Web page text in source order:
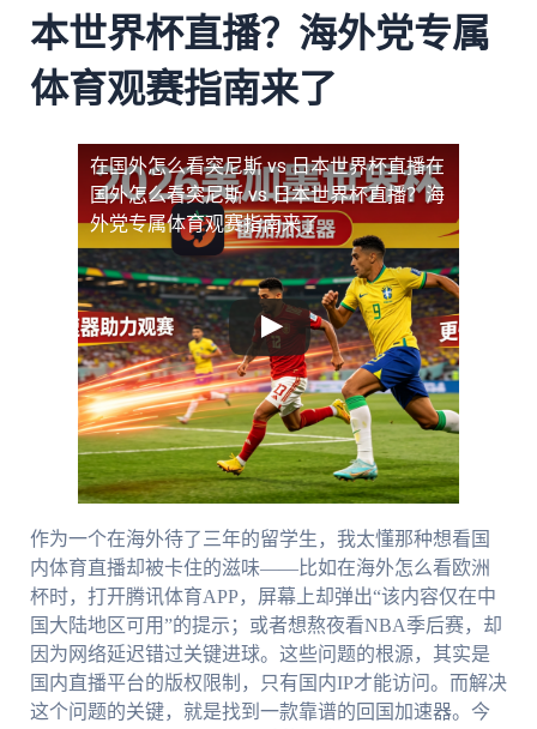
本世界杯直播？海外党专属
体育观赛指南来了
在国外怎么看突尼斯 vs 日本世界杯直播在
国外怎么看突尼斯 vs 日本世界杯直播？海
外党专属体育观赛指南来了
作为一个在海外待了三年的留学生，我太懂那种想看国
内体育直播却被卡住的滋味——比如在海外怎么看欧洲
杯时，打开腾讯体育APP，屏幕上却弹出“该内容仅在中
国大陆地区可用”的提示；或者想熬夜看NBA季后赛，却
因为网络延迟错过关键进球。这些问题的根源，其实是
国内直播平台的版权限制，只有国内IP才能访问。而解决
这个问题的关键，就是找到一款靠谱的回国加速器。今